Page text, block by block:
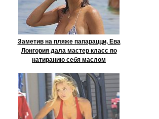
Заметив на пляже папарацци, Ева
Лонгория дала мастер класс по
натиранию себя маслом